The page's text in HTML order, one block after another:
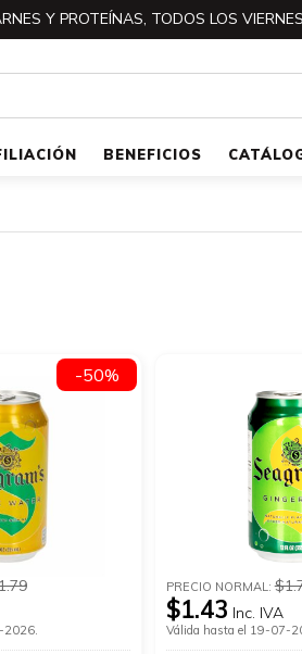
Y PROTEÍNAS, TODOS LOS
BENEFICIOS
2026.
-50%
PRECIO NORMAL:
$1.43 Inc. IVA
Válida hasta el 19-07-